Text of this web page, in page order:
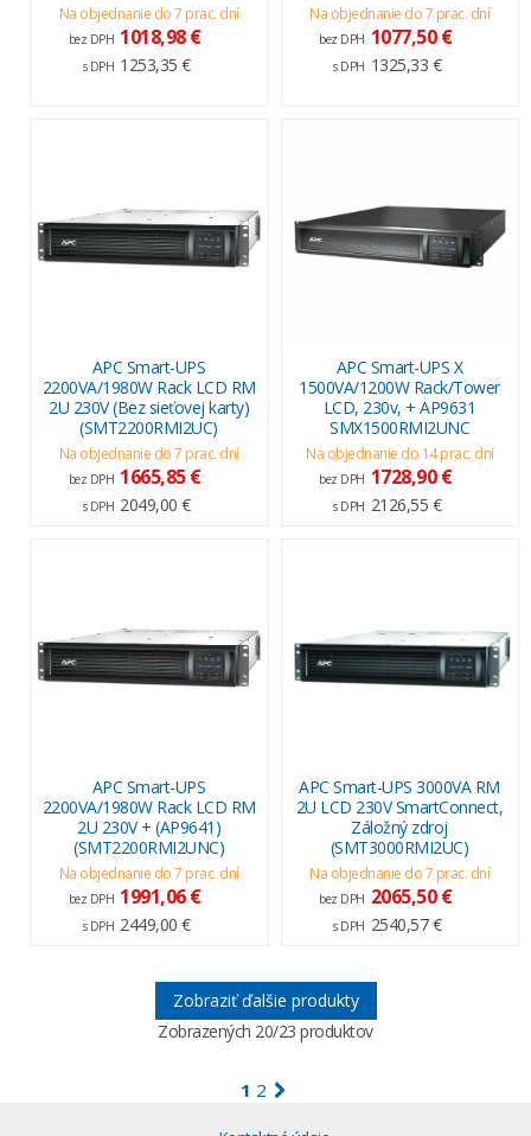
Na objednanie do 7 prac. dní
bez DPH 1018,98 €
s DPH 1253,35 €
Na objednanie do 7 prac. dní
bez DPH 1077,50 €
s DPH 1325,33 €
APC Smart-UPS
2200VA/1980W Rack LCD RM
2U 230V (Bez sieťovej karty)
(SMT2200RMI2UC)
Na objednanie do 7 prac. dní
bez DPH 1665,85 €
s DPH 2049,00 €
APC Smart-UPS X
1500VA/1200W Rack/Tower
LCD, 230v, + AP9631
SMX1500RMI2UNC
Na objednanie do 14 prac. dní
bez DPH 1728,90 €
s DPH 2126,55 €
APC Smart-UPS
2200VA/1980W Rack LCD RM
2U 230V + (AP9641)
(SMT2200RMI2UNC)
Na objednanie do 7 prac. dní
bez DPH 1991,06 €
s DPH 2449,00 €
APC Smart-UPS 3000VA RM
2U LCD 230V SmartConnect,
Záložný zdroj
(SMT3000RMI2UC)
Na objednanie do 7 prac. dní
bez DPH 2065,50 €
s DPH 2540,57 €
Zobraziť ďalšie produkty
Zobrazených 20/23 produktov
1 2